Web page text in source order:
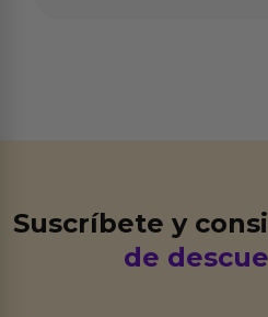
Suscríbete y
de